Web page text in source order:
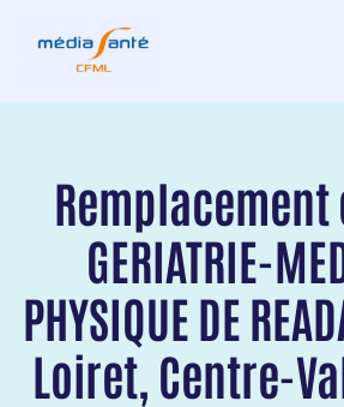
Remplacement
GERIATRIE-
PHYSIQUE DE
Loiret, Centre-